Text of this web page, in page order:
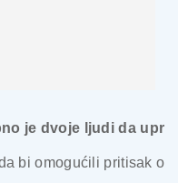
je dvoje ljudi da
bi omogućili pritisak